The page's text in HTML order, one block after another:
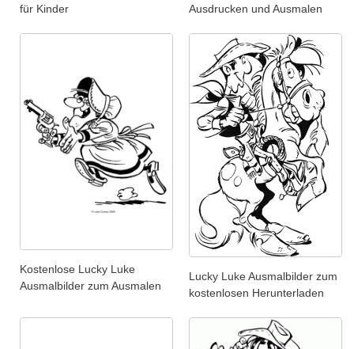
für Kinder
Ausdrucken und Ausmalen
Kostenlose Lucky Luke
Ausmalbilder zum Ausmalen
Lucky Luke Ausmalbilder zum
kostenlosen Herunterladen